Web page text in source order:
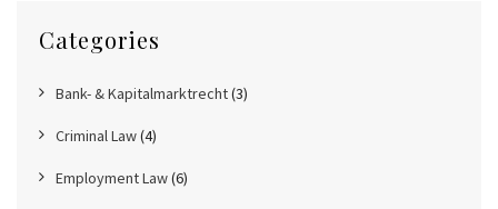
Categories
Bank- & Kapitalmarktrecht(3)
Criminal Law(4)
Employment Law(6)